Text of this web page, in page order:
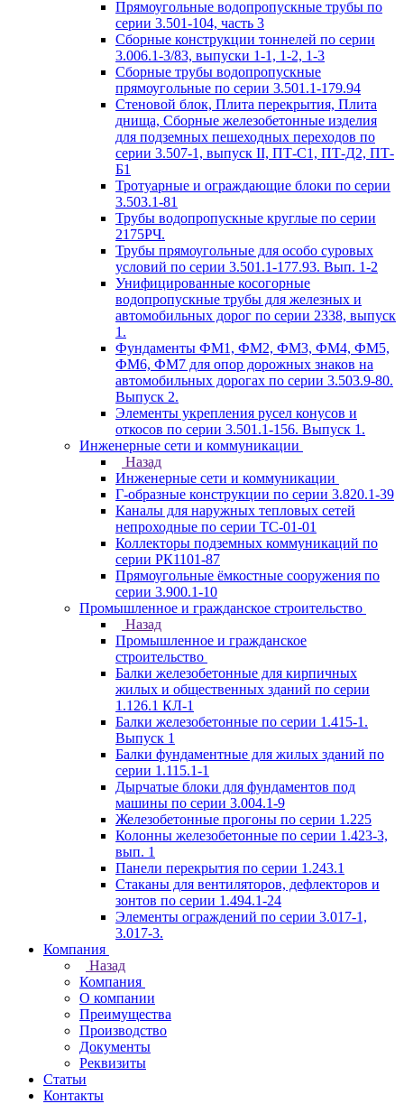
Прямоугольные водопропускные трубы по
серии 3.501-104, часть 3
Сборные конструкции тоннелей по серии
3.006.1-3/83, выпуски 1-1, 1-2, 1-3
Сборные трубы водопропускные
прямоугольные по серии 3.501.1-179.94
Стеновой блок, Плита перекрытия, Плита
днища, Сборные железобетонные изделия
для подземных пешеходных переходов по
серии 3.507-1, выпуск II, ПТ-С1, ПТ-Д2, ПТ-
Б1
Тротуарные и ограждающие блоки по серии
3.503.1-81
Трубы водопропускные круглые по серии
2175РЧ.
Трубы прямоугольные для особо суровых
условий по серии 3.501.1-177.93. Вып. 1-2
Унифицированные косогорные
водопропускные трубы для железных и
автомобильных дорог по серии 2338, выпуск
1.
Фундаменты ФМ1, ФМ2, ФМ3, ФМ4, ФМ5,
ФМ6, ФМ7 для опор дорожных знаков на
автомобильных дорогах по серии 3.503.9-80.
Выпуск 2.
Элементы укрепления русел конусов и
откосов по серии 3.501.1-156. Выпуск 1.
Инженерные сети и коммуникации
Назад
Инженерные сети и коммуникации
Г-образные конструкции по серии 3.820.1-39
Каналы для наружных тепловых сетей
непроходные по серии ТС-01-01
Коллекторы подземных коммуникаций по
серии РК1101-87
Прямоугольные ёмкостные сооружения по
серии 3.900.1-10
Промышленное и гражданское строительство
Назад
Промышленное и гражданское
строительство
Балки железобетонные для кирпичных
жилых и общественных зданий по серии
1.126.1 КЛ-1
Балки железобетонные по серии 1.415-1.
Выпуск 1
Балки фундаментные для жилых зданий по
серии 1.115.1-1
Дырчатые блоки для фундаментов под
машины по серии 3.004.1-9
Железобетонные прогоны по серии 1.225
Колонны железобетонные по серии 1.423-3,
вып. 1
Панели перекрытия по серии 1.243.1
Стаканы для вентиляторов, дефлекторов и
зонтов по серии 1.494.1-24
Элементы ограждений по серии 3.017-1,
3.017-3.
Компания
Назад
Компания
О компании
Преимущества
Производство
Документы
Реквизиты
Статьи
Контакты